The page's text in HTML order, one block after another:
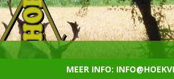
MEER INFO:
MEER INFO:
MEER INFO:
MEER INFO: